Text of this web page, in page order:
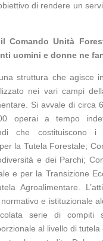
di rendere un
Comando Unità
uomini e donne ne
struttura che agisce
nei vari campi
Si avvale di circa
operai a tempo
che costituiscono i
la Tutela Forestale;
e dei Parchi;
e per la Transizione
Agroalimentare.
e istituzionale
serie di compiti
al livello di